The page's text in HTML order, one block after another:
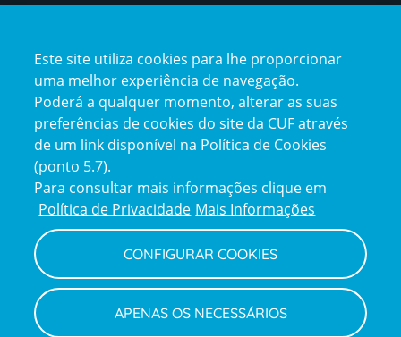
certification2certification3
Reclamações
e
elogios
Política de Privacidade e Cookies
Declaração de Acessibilidade
Este site utiliza cookies para lhe proporcionar
uma melhor experiência de navegação.
Poderá a qualquer momento, alterar as suas
preferências de cookies do site da CUF através
de um link disponível na Política de Cookies
(ponto 5.7).
Para consultar mais informações clique em
Política de Privacidade Mais Informações
CONFIGURAR COOKIES
APENAS OS NECESSÁRIOS